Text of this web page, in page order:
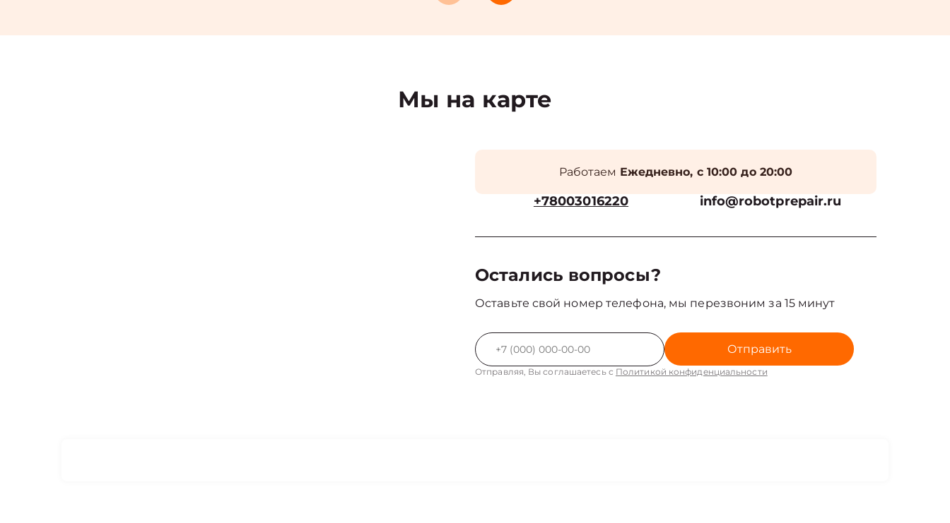
Мы на карте
Работаем Ежедневно, с 10:00 до 20:00
+78003016220 info@robotprepair.ru
Остались вопросы?
Оставьте свой номер телефона, мы перезвоним за 15 минут
Отправить
Отправляя, Вы соглашаетесь с Политикой конфиденциальности